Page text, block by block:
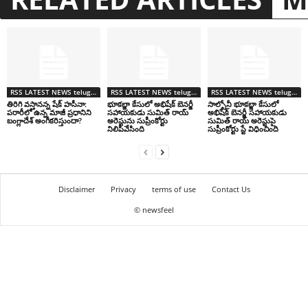
RSS LATEST NEWS telugu తాజా వార్తలు
తిరిగి వస్తానన్న షేక్ హసీనా:
పరారీలో ఉన్న మాజీ ప్రధానిని
బంగ్లాదేశ్ అంగీకరిస్తుందా?
RSS LATEST NEWS telugu తాజా వార్తలు
భూకబ్జా కేసులో అభిషేక్ బెనర్జీ
సహాయకుడు సుమిత్ రాయ్
అరెస్టును సుప్రీంకోర్టు
నిలిపివేసింది
RSS LATEST NEWS telugu తాజా వార్తలు
సాల్బోనీ భూకబ్జా కేసులో
అభిషేక్ బెనర్జీ సహాయకుడు
సుమిత్ రాయ్ అరెస్టుపై
సుప్రీంకోర్టు స్టే విధించింది
Disclaimer Privacy terms of use
Contact Us
© newsfeel